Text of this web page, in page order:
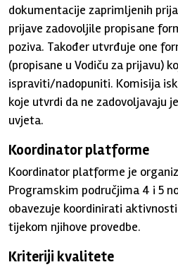
dokumentacije zaprimljenih
prijave zadovoljile propisane
poziva. Također utvrđuje one
(propisane u Vodiču za prijavu)
ispraviti/nadopuniti. Komisija
koje utvrdi da ne zadovoljavaju
uvjeta.
Koordinator platforme
Koordinator platforme je
Programskim područjima 4 i 5
obavezuje koordinirati
tijekom njihove provedbe.
Kriteriji kvalitete